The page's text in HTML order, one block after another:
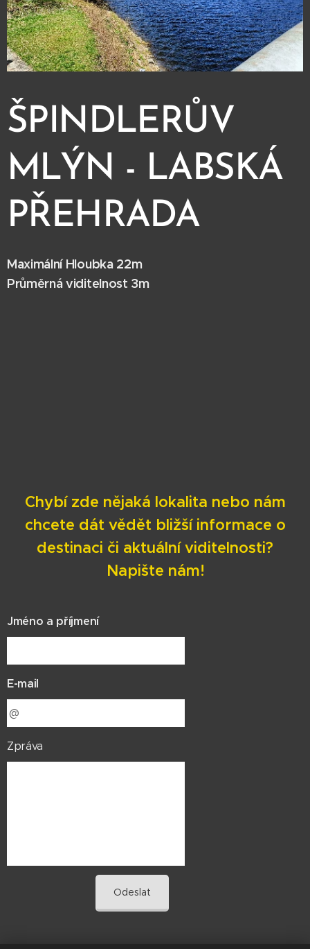
ŠPINDLERŮV
MLÝN - LABSKÁ
PŘEHRADA
Maximální Hloubka 22m
Průměrná viditelnost 3m
Chybí zde nějaká lokalita nebo nám
chcete dát vědět bližší informace o
destinaci či aktuální viditelnosti?
Napište nám!
Jméno a příjmení
E-mail
Zpráva
Odeslat